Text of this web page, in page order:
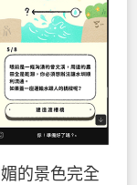
的景色完全